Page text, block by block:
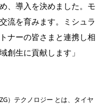
、導入を決めました。モ
流を育みます。ミシュラ
ナーの皆さまと連携し相
創生に貢献します」
）テクノロジー とは、タイヤ